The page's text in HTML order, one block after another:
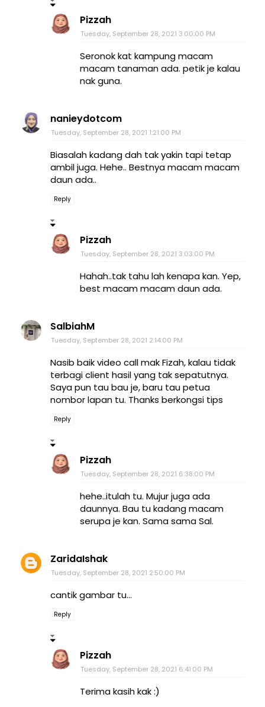
Pizzah
Tuesday, September 28, 2021 3:00:00 PM
Seronok kat kampung macam
macam tanaman ada. petik je kalau
nak guna.
nanieydotcom
Tuesday, September 28, 2021 1:21:00 PM
Biasalah kadang dah tak yakin tapi tetap
ambil juga. Hehe.. Bestnya macam macam
daun ada..
Reply
Pizzah
Tuesday, September 28, 2021 3:03:00 PM
Hahah..tak tahu lah kenapa kan. Yep,
best macam macam daun ada.
SalbiahM
Tuesday, September 28, 2021 2:14:00 PM
Nasib baik video call mak Fizah, kalau tidak
terbagi client hasil yang tak sepatutnya.
Saya pun tau bau je, baru tau petua
nombor lapan tu. Thanks berkongsi tips
Reply
Pizzah
Tuesday, September 28, 2021 6:38:00 PM
hehe..itulah tu. Mujur juga ada
daunnya. Bau tu kadang macam
serupa je kan. Sama sama Sal.
ZaridaIshak
Tuesday, September 28, 2021 2:50:00 PM
cantik gambar tu...
Reply
Pizzah
Tuesday, September 28, 2021 6:41:00 PM
Terima kasih kak :)